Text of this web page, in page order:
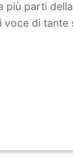
più parti
di